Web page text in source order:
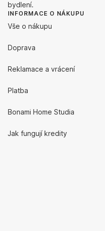
bydlení.
INFORMACE O NÁKUPU
Vše o nákupu
Doprava
Reklamace a vrácení
Platba
Bonami Home Studia
Jak fungují kredity